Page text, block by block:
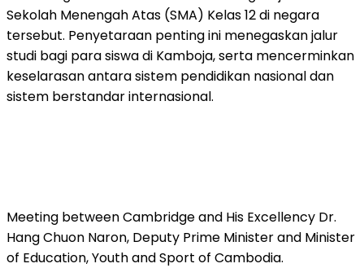
Sekolah Menengah Atas (SMA) Kelas 12 di negara
tersebut. Penyetaraan penting ini menegaskan jalur
studi bagi para siswa di Kamboja, serta mencerminkan
keselarasan antara sistem pendidikan nasional dan
sistem berstandar internasional.
Meeting between Cambridge and His Excellency Dr.
Hang Chuon Naron, Deputy Prime Minister and Minister
of Education, Youth and Sport of Cambodia.